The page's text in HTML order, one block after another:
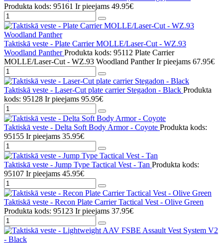
Produkta kods: 95161 Ir pieejams 49.95€
Taktiskā veste - Plate Carrier MOLLE/Laser-Cut - WZ.93
Woodland Panther Produkta kods: 95112 Plate Carrier
MOLLE/Laser-Cut - WZ.93 Woodland Panther Ir pieejams 67.95€
Taktiskā veste - Laser-Cut plate carrier Stegadon - Black Produkta
kods: 95128 Ir pieejams 95.95€
Taktiskā veste - Delta Soft Body Armor - Coyote Produkta kods:
95155 Ir pieejams 35.95€
Taktiskā veste - Jump Type Tactical Vest - Tan Produkta kods:
95107 Ir pieejams 45.95€
Taktiskā veste - Recon Plate Carrier Tactical Vest - Olive Green
Produkta kods: 95123 Ir pieejams 37.95€